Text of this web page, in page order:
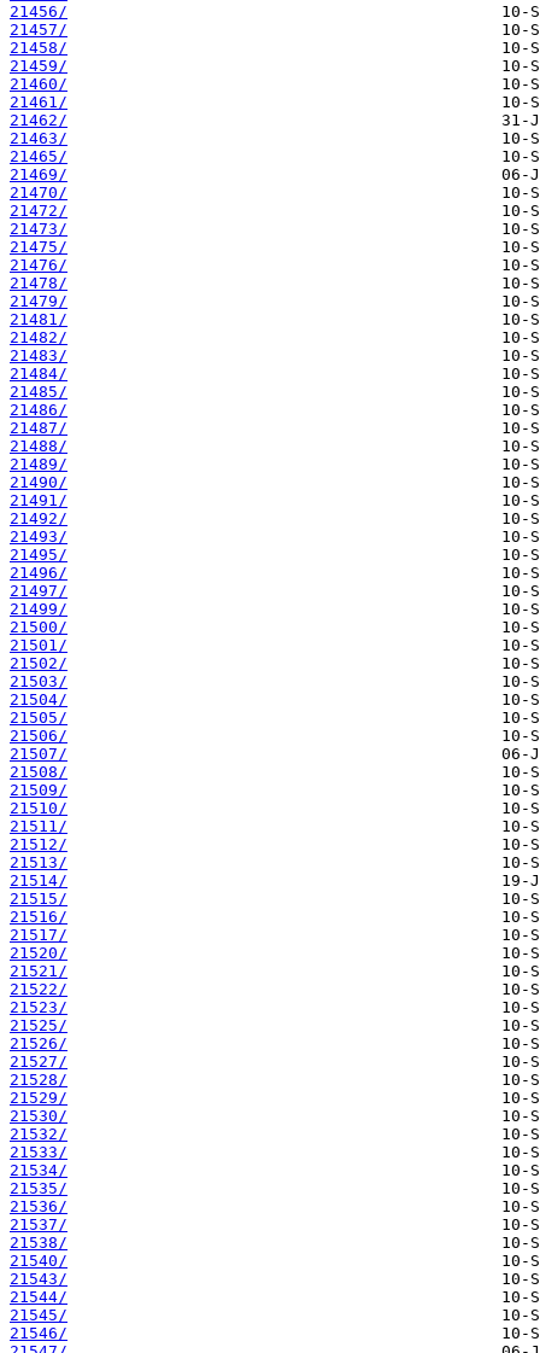
21456/
21457/
21458/
21459/
21460/
21461/
21462/
21463/
21465/
21469/
21470/
21472/
21473/
21475/
21476/
21478/
21479/
21481/
21482/
21483/
21484/
21485/
21486/
21487/
21488/
21489/
21490/
21491/
21492/
21493/
21495/
21496/
21497/
21499/
21500/
21501/
21502/
21503/
21504/
21505/
21506/
21507/
21508/
21509/
21510/
21511/
21512/
21513/
21514/
21515/
21516/
21517/
21520/
21521/
21522/
21523/
21525/
21526/
21527/
21528/
21529/
21530/
21532/
21533/
21534/
21535/
21536/
21537/
21538/
21540/
21543/
21544/
21545/
21546/